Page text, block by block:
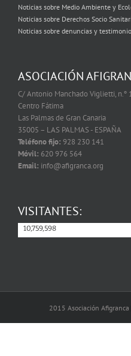
Noticias sobre Medio Ambiente y
Noticias sobre Derechos Socio
Noticias sobre denuncias y
ASOCIACIÓN
C/ Antonio Manchado Viglietti, n.º
Centro Fátima
Las Palmas de Gran Canaria
35005 – LAS PALMAS - ESPAÑA
Teléfono fijo: 928 230 141
Móvil: 620 976 564
Email: info@afigranca.org
VISITANTES:
10,759,598
10,759,598
2015 Asociación